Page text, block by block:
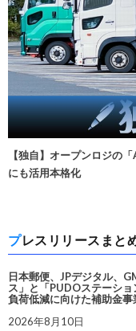
【独自】オープンロジの
にも活用本格化
プレスリリースまと
日本郵便、JPデジタル、
ス」と「PUDOステーシ
負荷低減に向けた補助金事
2026年8月10日